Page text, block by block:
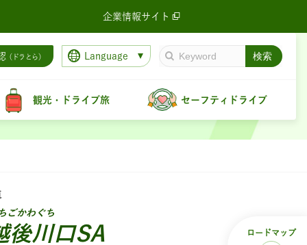
企業情報サイト
（ドラとら） Language
観光・ドライブ旅 セーフティドライブ
ごかわぐち
後川口SA ロードマップ